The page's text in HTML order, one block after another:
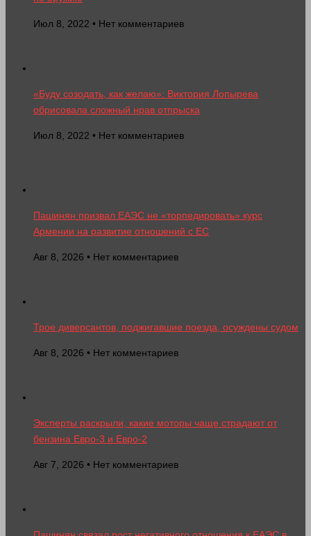
Июл 8, 2022 • Нет комментариев
«Буду созодать, как желаю»: Виктория Лопырева
обрисовала сложный нрав отпрыска
Июл 8, 2022 • Нет комментариев
Пашинян призвал ЕАЭС не «торпедировать» курс
Армении на развитие отношений с ЕС
Авг 8, 2026 • Нет комментариев
Трое диверсантов, поджигавшие поезда, осуждены судом
Авг 8, 2026 • Нет комментариев
Эксперты раскрыли, какие моторы чаще страдают от
бензина Евро-3 и Евро-2
Авг 7, 2026 • Нет комментариев